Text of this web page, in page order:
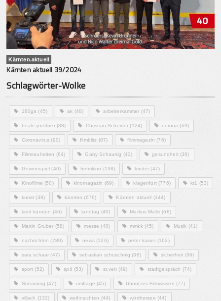
Kärnten.aktuell
Kärnten aktuell 39/2024
Schlagwörter-Wolke
180ga (45) ak (48) arbeiterkammer (47)
beate prettner(38) Christian Scheider (124) corona (69)
Coronavirus (90) filmblitz (87) filmmagazin (76)
Filmneuheiten (64) Gaby Schaunig (43) gesundheit(36)
Gewinnspiel (40) heimkino (138) kinder (47)
Kinofilme (50) kinomagazin (69) klagenfurt(776) kt1 (53)
kunst (38) kärnten (676) Kärnten aktuell (144)
land kärnten (46) landtag (49) Markus Malle (68)
Martin Gruber (58) messe (40) mmkk(45) Musik (41)
nachrichten (280) news(126) peter kaiser(162)
sara schaar (47) sebastian schuschnig (38) sicherheit (36)
sport (52) spö (53) st.veit(49) stadtgespräch (74)
Streaming (47) umfrage (45) Unnützes Filmwissen (77)
villach (132) weihnachten (44) wörthersee (44)